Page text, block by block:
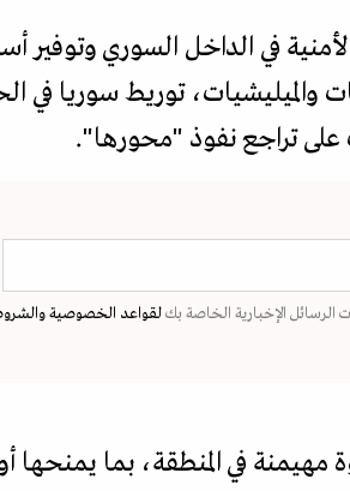
في الداخل السوري وتوفير
والميليشيات، توريط سوريا في
تراجع نفوذ "محورها".
الإخبارية الخاصة بكلقواعد الخصوصية
مهيمنة في المنطقة، بما